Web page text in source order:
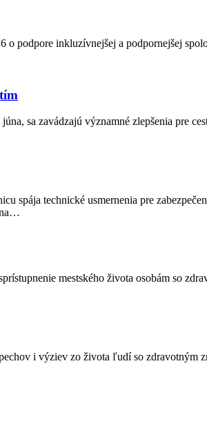
podpore inkluzívnejšej a podpornejšej
sa zavádzajú významné zlepšenia pre
spája technické usmernenia pre
na…
mestského života osobám so
i výziev zo života ľudí so zdravotným